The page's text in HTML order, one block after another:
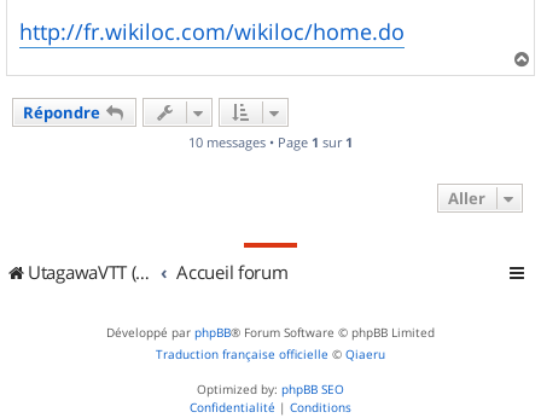
g
e
http://fr.wikiloc.com/wikiloc/home.do
a
Répondre
10 messages • Page 1 sur 1
Aller
UtagawaVTT (Randos VTT et VTTAE avec traces GPS) Accueil forum
Développé par phpBB® Forum Software © phpBB Limited
Traduction française officielle © Qiaeru
Optimized by: phpBB SEO
Confidentialité | Conditions